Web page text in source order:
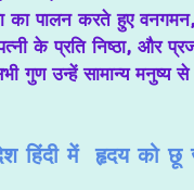
का पालन करते हुए वनगमन,
के प्रति निष्ठा, और
गुण उन्हें सामान्य मनुष्य से
हिंदी में हृदय को छू